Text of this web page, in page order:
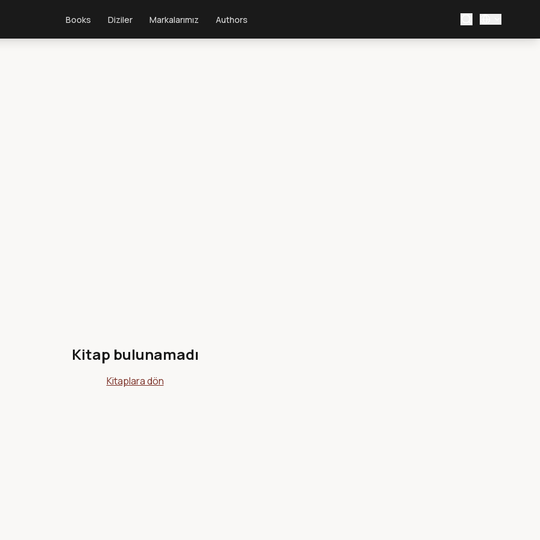
Books Diziler Markalarımız Authors
Kitap bulunamadı
Kitaplara dön